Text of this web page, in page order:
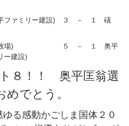
ァミリー建設) ３ － １ 礒
田牧場) ５ － １ 奥平
建設)
８！！ 奥平匡翁選
でとう。
る感動かごしま国体２０